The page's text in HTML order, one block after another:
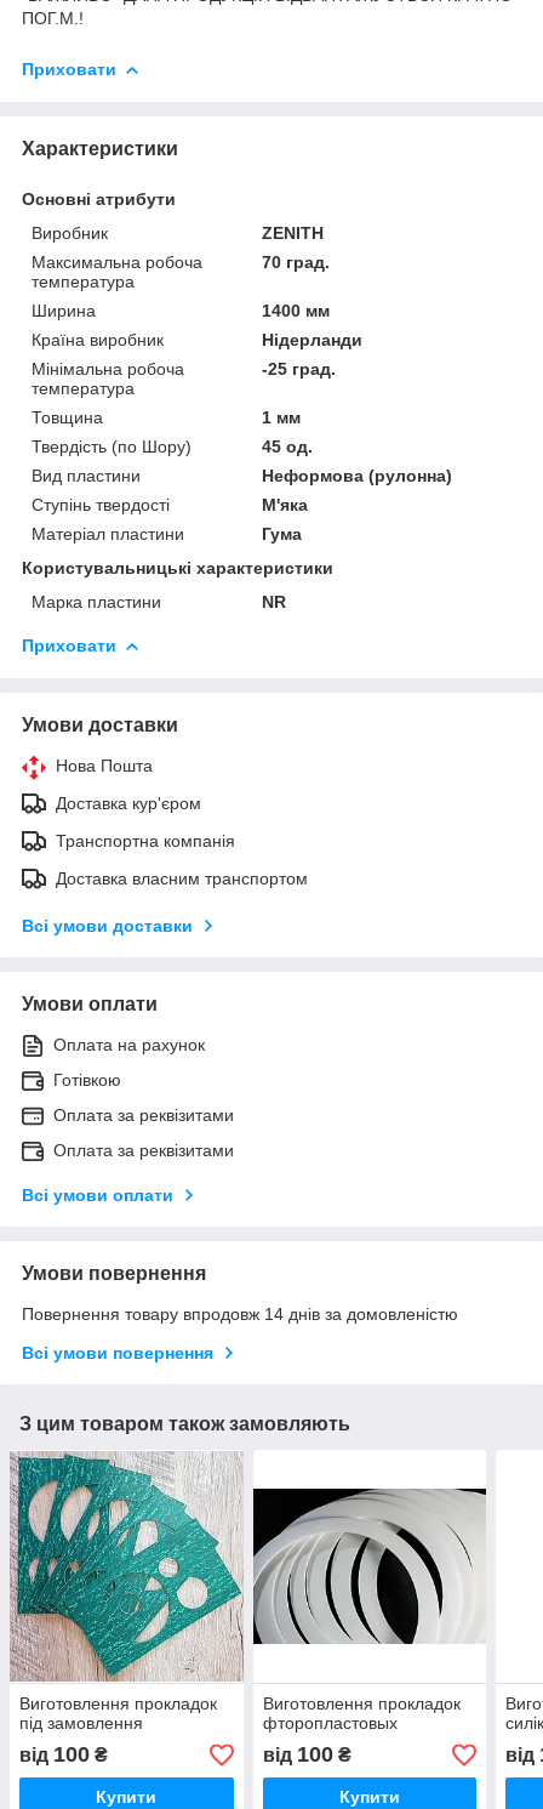
ПОГ.М.!
Приховати
Характеристики
Основні атрибути
Виробник
ZENITH
Максимальна робоча
температура
70 град.
Ширина
1400 мм
Країна виробник
Нідерланди
Мінімальна робоча
температура
-25 град.
Товщина
1 мм
Твердість (по Шору)
45 од.
Вид пластини
Неформова (рулонна)
Ступінь твердості
М'яка
Матеріал пластини
Гума
Користувальницькі характеристики
Марка пластини
NR
Приховати
Умови доставки
Нова Пошта
Доставка кур'єром
Транспортна компанія
Доставка власним транспортом
Всі умови доставки
Умови оплати
Оплата на рахунок
Готівкою
Оплата за реквізитами
Оплата за реквізитами
Всі умови оплати
Умови повернення
Повернення товару впродовж 14 днів за домовленістю
Всі умови повернення
З цим товаром також замовляють
Виготовлення прокладок
під замовлення
від 100 ₴
Купити
Виготовлення прокладок
фторопластовых
від 100₴
Купити
від